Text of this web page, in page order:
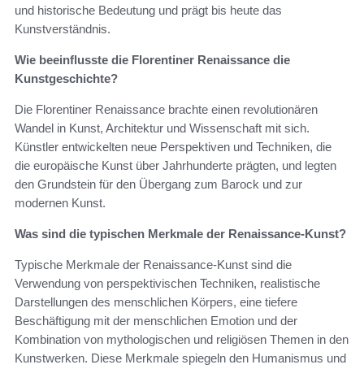
und historische Bedeutung und prägt bis heute das
Kunstverständnis.
Wie beeinflusste die Florentiner Renaissance die
Kunstgeschichte?
Die Florentiner Renaissance brachte einen revolutionären
Wandel in Kunst, Architektur und Wissenschaft mit sich.
Künstler entwickelten neue Perspektiven und Techniken, die
die europäische Kunst über Jahrhunderte prägten, und legten
den Grundstein für den Übergang zum Barock und zur
modernen Kunst.
Was sind die typischen Merkmale der Renaissance-Kunst?
Typische Merkmale der Renaissance-Kunst sind die
Verwendung von perspektivischen Techniken, realistische
Darstellungen des menschlichen Körpers, eine tiefere
Beschäftigung mit der menschlichen Emotion und der
Kombination von mythologischen und religiösen Themen in den
Kunstwerken. Diese Merkmale spiegeln den Humanismus und